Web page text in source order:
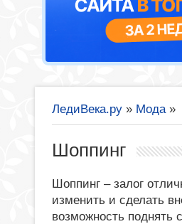
ЛедиВека.ру » Мода»
Шоппинг
Шоппинг – залог
изменить и сделать
возможность поднять